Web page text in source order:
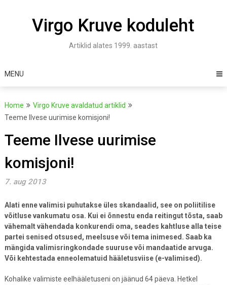
Virgo Kruve koduleht
Artiklid alates 1999. aastast
MENU
Home
Virgo Kruve avaldatud artiklid
Teeme Ilvese uurimise komisjoni!
Teeme Ilvese uurimise
komisjoni!
7. aug 2013
Alati enne valimisi puhutakse üles skandaalid, see on poliitilise
võitluse vankumatu osa. Kui ei õnnestu enda reitingut tõsta, saab
vähemalt vähendada konkurendi oma, seades kahtluse alla teise
partei senised otsused, meelsuse või tema inimesed. Saab ka
mängida valimisringkondade suuruse või mandaatide arvuga.
Või kehtestada enneolematuid hääletusviise (e-valimised).
Kohalike valimiste eelhääletuseni on jäänud 64 päeva. Hetkel